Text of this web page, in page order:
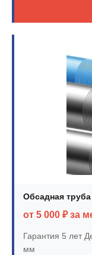
Обсадная
от 5 000 ₽ за
Гарантия 5 лет
мм